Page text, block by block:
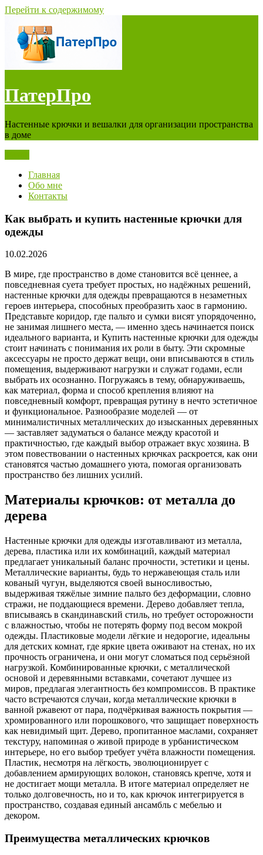
Перейти к содержимому
ПатерПро
Настенные крючки и вешалки для организации пространства
в доме
Главная
Обо мне
Контакты
Как выбрать и купить настенные крючки для
одежды
10.02.2026
В мире, где пространство в доме становится всё ценнее, а
повседневная суета требует простых, но надёжных решений,
настенные крючки для одежды превращаются в незаметных
героев интерьера, способных преобразить хаос в гармонию.
Представьте коридор, где пальто и сумки висят упорядоченно,
не занимая лишнего места, — именно здесь начинается поиск
идеального варианта, и Купить настенные крючки для одежды
стоит начинать с понимания их роли в быту. Эти скромные
аксессуары не просто держат вещи, они вписываются в стиль
помещения, выдерживают нагрузки и служат годами, если
выбрать их осознанно. Погружаясь в тему, обнаруживаешь,
как материал, форма и способ крепления влияют на
повседневный комфорт, превращая рутину в нечто эстетичное
и функциональное. Разнообразие моделей — от
минималистичных металлических до изысканных деревянных
— заставляет задуматься о балансе между красотой и
практичностью, где каждый выбор отражает вкус хозяина. В
этом повествовании о настенных крючках раскроется, как они
становятся частью домашнего уюта, помогая организовать
пространство без лишних усилий.
Материалы крючков: от металла до
дерева
Настенные крючки для одежды изготавливают из металла,
дерева, пластика или их комбинаций, каждый материал
предлагает уникальный баланс прочности, эстетики и цены.
Металлические варианты, будь то нержавеющая сталь или
кованый чугун, выделяются своей выносливостью,
выдерживая тяжёлые зимние пальто без деформации, словно
стражи, не поддающиеся времени. Дерево добавляет тепла,
вписываясь в скандинавский стиль, но требует осторожности
с влажностью, чтобы не потерять форму под весом мокрой
одежды. Пластиковые модели лёгкие и недорогие, идеальны
для детских комнат, где яркие цвета оживают на стенах, но их
прочность ограничена, и они могут сломаться под серьёзной
нагрузкой. Комбинированные крючки, с металлической
основой и деревянными вставками, сочетают лучшее из
миров, предлагая элегантность без компромиссов. В практике
часто встречаются случаи, когда металлические крючки в
ванной ржавеют от пара, подчёркивая важность покрытия —
хромированного или порошкового, что защищает поверхность
как невидимый щит. Дерево, пропитанное маслами, сохраняет
текстуру, напоминая о живой природе в урбанистическом
интерьере, но его выбор требует учёта влажности помещения.
Пластик, несмотря на лёгкость, эволюционирует с
добавлением армирующих волокон, становясь крепче, хотя и
не достигает мощи металла. В итоге материал определяет не
только долговечность, но и то, как крючок интегрируется в
пространство, создавая единый ансамбль с мебелью и
декором.
Преимущества металлических крючков